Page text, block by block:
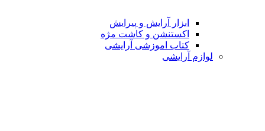
ابزار آرایش و پیرایش
اکستنشن و کاشت مژه
کتاب اموزشی آرایشی
لوازم آرایشی